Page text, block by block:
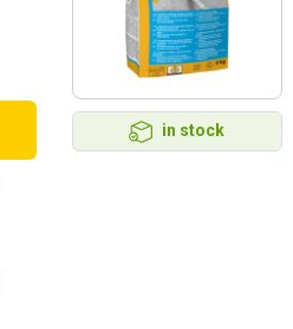
in stock